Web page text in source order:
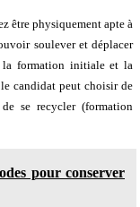
être physiquement apte à
soulever et déplacer
la formation initiale et la
candidat peut choisir de
se recycler (formation
pour conserver